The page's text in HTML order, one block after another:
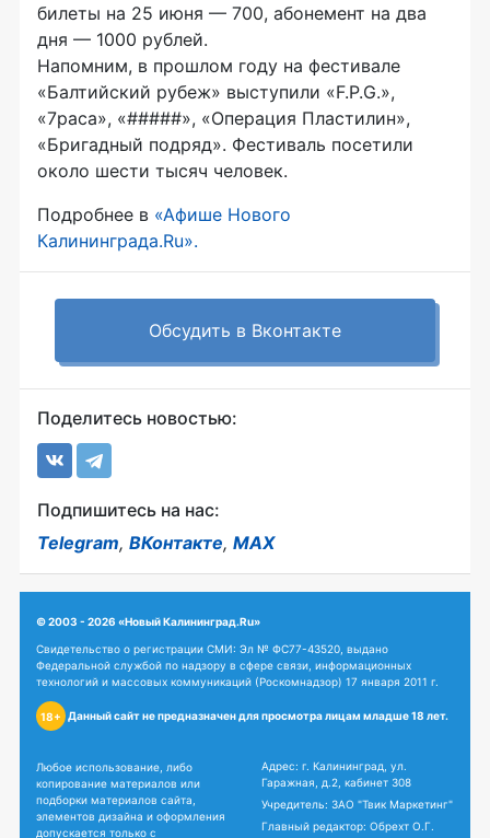
билеты на 25 июня — 700, абонемент на два
дня — 1000 рублей.
Напомним, в прошлом году на фестивале
«Балтийский рубеж» выступили «F.P.G.»,
«7раса», «#####», «Операция Пластилин»,
«Бригадный подряд». Фестиваль посетили
около шести тысяч человек.
Подробнее в «Афише Нового
Калининграда.Ru».
Обсудить в Вконтакте
Поделитесь новостью:
Подпишитесь на нас:
Telegram, ВКонтакте, MAX
© 2003 - 2026 «Новый Калининград.Ru»
Свидетельство о регистрации СМИ: Эл № ФС77-43520, выдано
Федеральной службой по надзору в сфере связи, информационных
технологий и массовых коммуникаций (Роскомнадзор) 17 января 2011 г.
18+ Данный сайт не предназначен для просмотра лицам младше 18 лет.
Любое использование, либо
копирование материалов или
подборки материалов сайта,
элементов дизайна и оформления
допускается только с
Адрес: г. Калининград, ул.
Гаражная, д.2, кабинет 308
Учредитель: ЗАО "Твик Маркетинг"
Главный редактор: Обрехт О.Г.